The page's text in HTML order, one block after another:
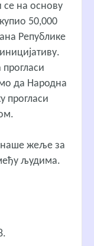
на основу
50,000
Републике
да Народна
прогласи
жеље за
људима.